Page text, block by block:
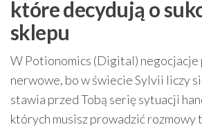
które decydują o
sklepu
W Potionomics (Digital)
nerwowe, bo w świecie Sylvii liczy
stawia przed Tobą serię sytuacji
których musisz prowadzić rozmowy